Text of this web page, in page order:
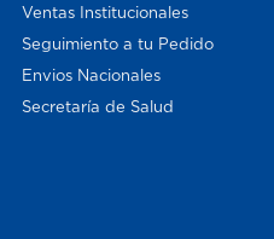
Ventas Institucionales
Seguimiento a tu Pedido
Envios Nacionales
Secretaría de Salud